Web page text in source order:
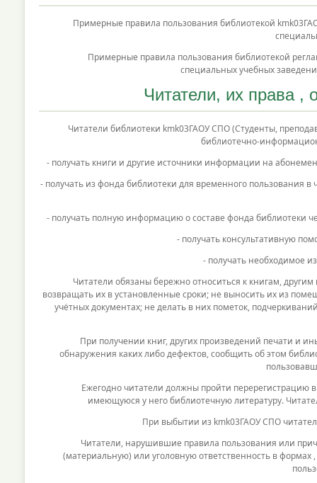
Примерные правила пользования библиотекой
Примерные правила пользования библиотекой
специальных учебных
Читатели, их права ,
Читатели библиотеки kmk03ГАОУ СПО (Студенты,
библиотечно-
- получать книги и другие источники информации на
- получать из фонда библиотеки для временного пользования
- получать полную информацию о составе фонда библиотеки
- получать консультативную
- получать необходимое
Читатели обязаны бережно относиться к книгам, другим
возвращать их в установленные сроки; не выносить их из
учётных документах; не делать в них пометок,
При получении книг, других произведений печати и
обнаружения каких либо дефектов, сообщить об этом
Ежегодно читатели должны пройти перерегистрацию в
имеющуюся у него библиотечную литературу.
При выбытии из kmk03ГАОУ СПО читатели
Читатели, нарушившие правила пользования или
(материальную) или уголовную ответственность в